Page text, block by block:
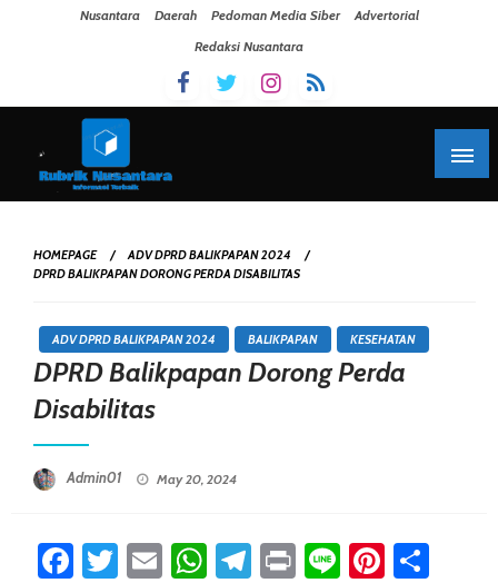
Nusantara Daerah Pedoman Media Siber
Advertorial
Redaksi Nusantara
HOMEPAGE
ADV DPRD BALIKPAPAN 2024
DPRD BALIKPAPAN DORONG PERDA DISABILITAS
ADV DPRD BALIKPAPAN 2024 BALIKPAPAN KESEHATAN
DPRD Balikpapan Dorong Perda
Disabilitas
Admin01 May 20, 2024
Facebook
Twitter
EmailWhatsApp
Telegram
PrintLine